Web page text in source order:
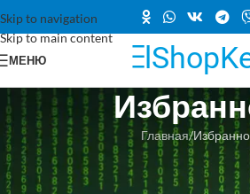
Skip to navigation
Skip to main content
МЕНЮ
Главная